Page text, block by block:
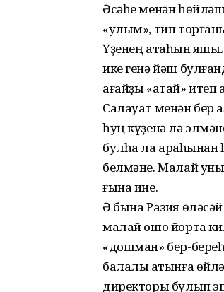
Әсәһе менән
«улым», тип
Үҙенең атаһын
ике генә йәш
ағайҙы «атай» итеп
Салауат менән бер
һуң күҙенә лә
булһа ла
белмәне. Малай
ғына ине.
Ә бына Разия
малай ошо йортҡа
«дошман» бер-
балалы ҡатынға
директоры булып